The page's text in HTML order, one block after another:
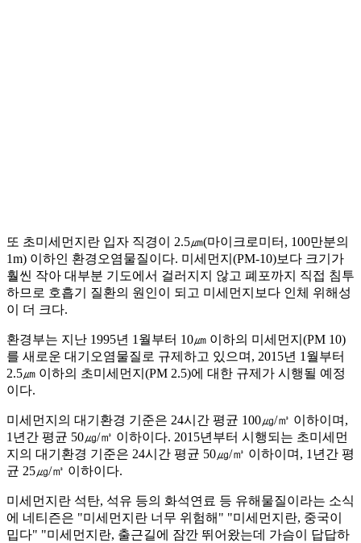
또 초미세먼지란 입자 직경이 2.5㎛(마이크로미터, 100만분의
1m) 이하인 환경오염물질이다. 미세먼지(PM-10)보다 크기가
훨씬 작아 대부분 기도에서 걸러지지 않고 폐포까지 직접 침투
하므로 호흡기 질환의 원인이 되고 미세먼지보다 인체 위해성
이 더 크다.
환경부는 지난 1995년 1월부터 10㎛ 이하의 미세먼지(PM 10)
를 새로운 대기오염물질로 규제하고 있으며, 2015년 1월부터
2.5㎛ 이하의 초미세먼지(PM 2.5)에 대한 규제가 시행될 예정
이다.
미세먼지의 대기환경 기준은 24시간 평균 100㎍/㎥ 이하이며,
1년간 평균 50㎍/㎥ 이하이다. 2015년부터 시행되는 초미세먼
지의 대기환경 기준은 24시간 평균 50㎍/㎥ 이하이며, 1년간 평
균 25㎍/㎥ 이하이다.
미세먼지란 석탄, 석유 등의 화석연료 등 유해물질이라는 소식
에 네티즌은 "미세먼지란 너무 위험해" "미세먼지란, 중국이
밉다" "미세먼지란, 출근길에 잠깐 뛰어왔는데 가슴이 답답하